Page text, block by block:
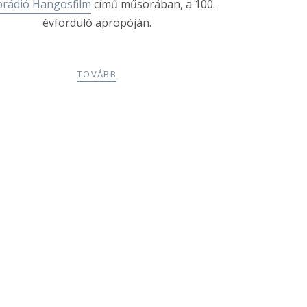
Hangosfilm című műsorában, a 100.
évforduló apropóján.
TOVÁBB